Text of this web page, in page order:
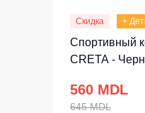
Скидка +
Спортивный
CRETA -
560 MDL
645 MDL